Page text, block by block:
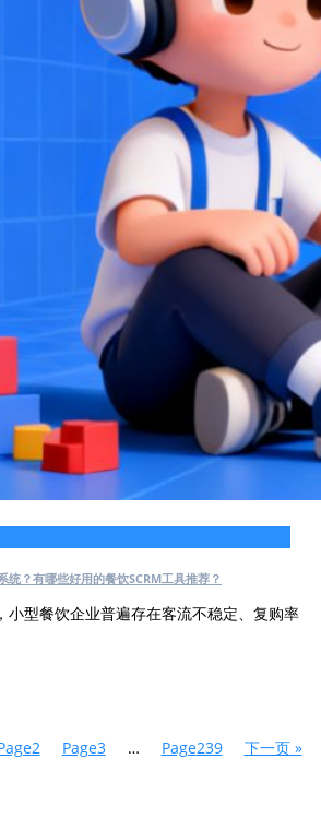
统？有哪些好用的餐饮SCRM工具推荐？
小型餐饮企业普遍存在客流不稳定、复购率
2 Page3 … Page239 下一页 »